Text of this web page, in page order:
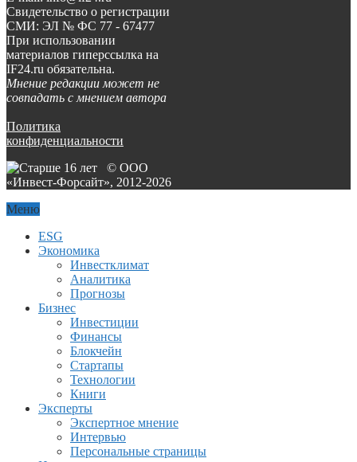
Свидетельство о регистрации
СМИ: ЭЛ № ФС 77 - 67477
При использовании
материалов гиперссылка на
IF24.ru обязательна.
Мнение редакции может не
совпадать с мнением автора
Политика
конфиденциальности
© ООО
«Инвест-Форсайт», 2012-2026
Меню
ESG
Экономика
Инвестклимат
Аналитика
Прогнозы
Бизнес
Инвестиции
Финансы
Блокчейн
Стартапы
Технологии
Книги
Эксперты
Экспертное мнение
Интервью
Персональные страницы